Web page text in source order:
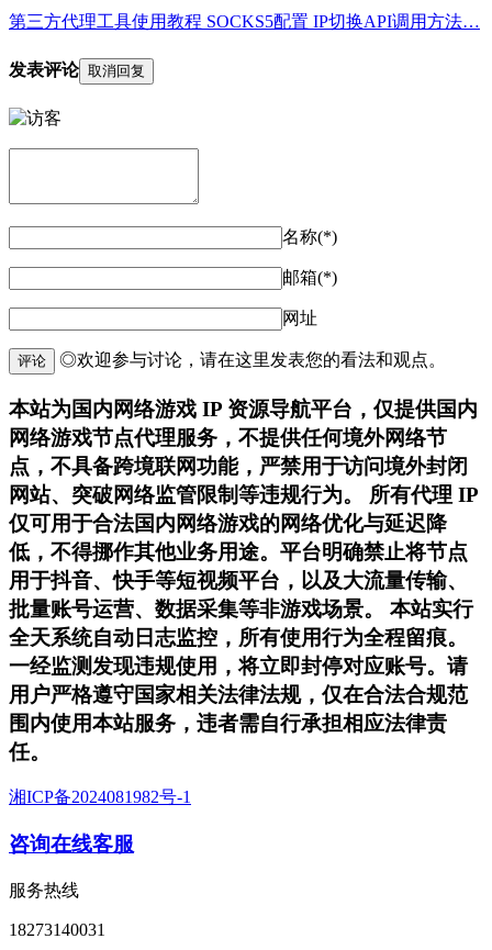
第三方代理工具使用教程 SOCKS5配置 IP切换API调用方法…
发表评论 取消回复
名称(*)
邮箱(*)
网址
评论 ◎欢迎参与讨论，请在这里发表您的看法和观点。
本站为国内网络游戏 IP 资源导航平台，仅提供国内
网络游戏节点代理服务，不提供任何境外网络节
点，不具备跨境联网功能，严禁用于访问境外封闭
网站、突破网络监管限制等违规行为。 所有代理 IP
仅可用于合法国内网络游戏的网络优化与延迟降
低，不得挪作其他业务用途。平台明确禁止将节点
用于抖音、快手等短视频平台，以及大流量传输、
批量账号运营、数据采集等非游戏场景。 本站实行
全天系统自动日志监控，所有使用行为全程留痕。
一经监测发现违规使用，将立即封停对应账号。请
用户严格遵守国家相关法律法规，仅在合法合规范
围内使用本站服务，违者需自行承担相应法律责
任。
湘ICP备2024081982号-1
咨询在线客服
服务热线
18273140031